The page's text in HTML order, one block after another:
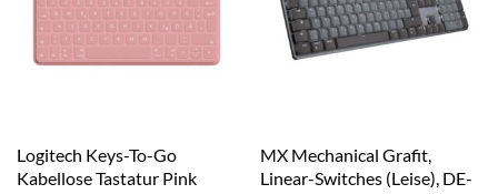
Logitech Keys-To-Go
Kabellose Tastatur Pink
MX Mechanical Grafit,
Linear-Switches (Leise), DE-